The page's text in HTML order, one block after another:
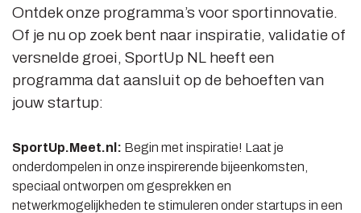
Ontdek onze programma’s voor sportinnovatie.
Of je nu op zoek bent naar inspiratie, validatie of
versnelde groei, SportUp NL heeft een
programma dat aansluit op de behoeften van
jouw startup:
SportUp.Meet.nl: Begin met inspiratie! Laat je
onderdompelen in onze inspirerende bijeenkomsten,
speciaal ontworpen om gesprekken en
netwerkmogelijkheden te stimuleren onder startups in een